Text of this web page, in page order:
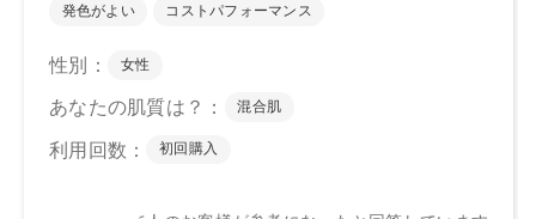
商品によっては、お届けまで１～２週間かかる場合がござい
ますので予めご了承ください。
●パッケージはリニューアル等の理由により、写真と異なる場
●パッケージのリニューアル等の理由により、成分・処方が記